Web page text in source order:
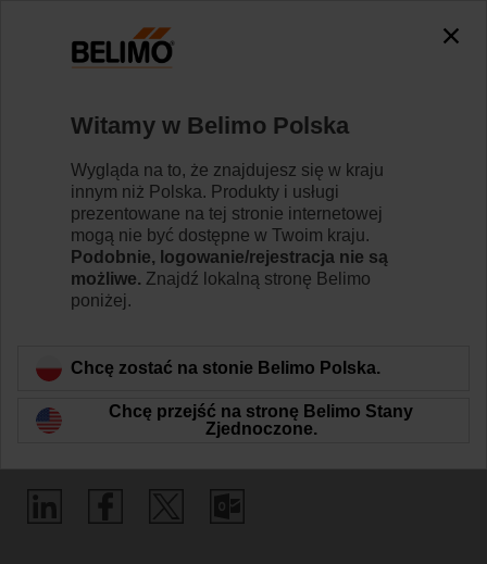
Uwolnij potencjał
urządzeń Belimo
Witamy w Belimo Polska
Wygląda na to, że znajdujesz się w kraju
innym niż Polska. Produkty i usługi
prezentowane na tej stronie internetowej
mogą nie być dostępne w Twoim kraju.
Podobnie, logowanie/rejestracja nie są
możliwe. Znajdź lokalną stronę Belimo
poniżej.
Chcę zostać na stonie Belimo Polska.
Chcę przejść na stronę Belimo Stany
Zjednoczone.